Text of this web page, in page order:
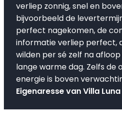
verliep zonnig, snel en
bijvoorbeeld de
perfect nagekomen, de
informatie verliep perfect,
wilden per sé zelf na
lange warme dag. Zelfs de
energie is boven
Eigenaresse van Villa